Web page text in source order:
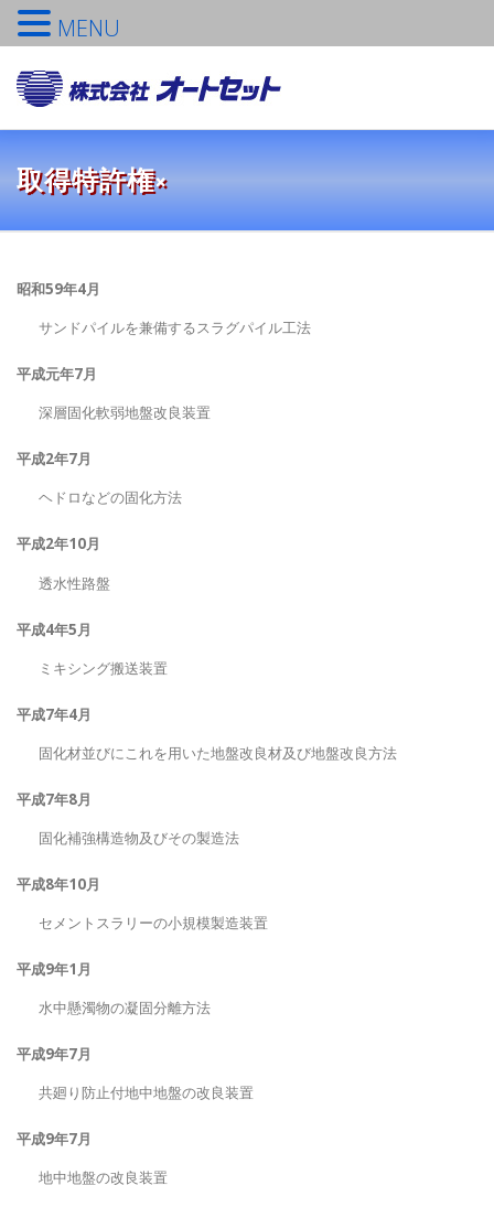
ン
キ
TOPへ 会社概要
お問い合わせ
取得特許権×
昭和59年4月
サンドパイルを兼備するスラグパイル工法
平成元年7月
深層固化軟弱地盤改良装置
平成2年7月
ヘドロなどの固化方法
平成2年10月
透水性路盤
平成4年5月
ミキシング搬送装置
平成7年4月
固化材並びにこれを用いた地盤改良材及び地盤改良方法
平成7年8月
固化補強構造物及びその製造法
平成8年10月
セメントスラリーの小規模製造装置
平成9年1月
水中懸濁物の凝固分離方法
平成9年7月
共廻り防止付地中地盤の改良装置
平成9年7月
地中地盤の改良装置
MENU